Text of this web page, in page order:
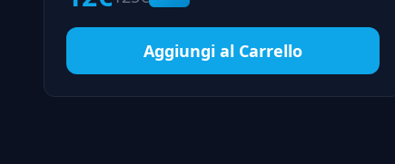
Aggiungi al Carrello